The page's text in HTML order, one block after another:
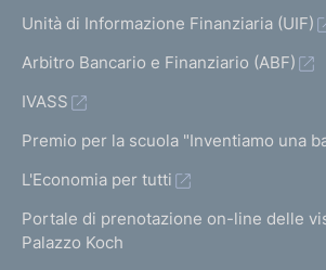
Unità di Informazione Finanziaria (UIF)
Arbitro Bancario e Finanziario (ABF)
IVASS
Premio per la scuola "Inventiamo una
L'Economia per tutti
Portale di prenotazione on-line delle
Palazzo Koch